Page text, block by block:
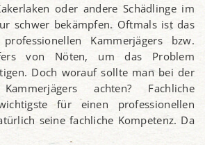
oder andere Schädlinge im
schwer bekämpfen. Oftmals ist das
Kammerjägers bzw.
von Nöten, um das Problem
Doch worauf sollte man bei der
achten? Fachliche
für einen professionellen
seine fachliche Kompetenz. Da